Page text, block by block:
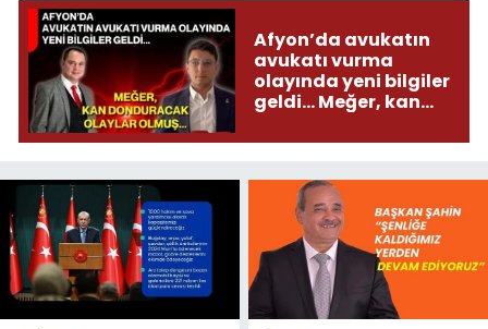
Afyon’da avukatın
avukatı vurma
olayında yeni bilgiler
geldi... Meğer, kan
olmuş...